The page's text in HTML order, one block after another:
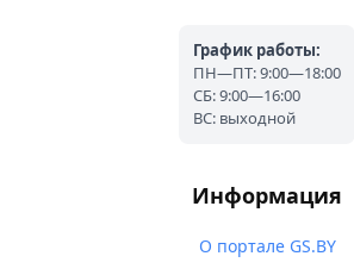
График работы:
ПН—ПТ: 9:00—18:00
СБ: 9:00—16:00
ВС: выходной
Информация
О портале GS.BY